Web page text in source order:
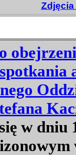
spotkania
w dniu